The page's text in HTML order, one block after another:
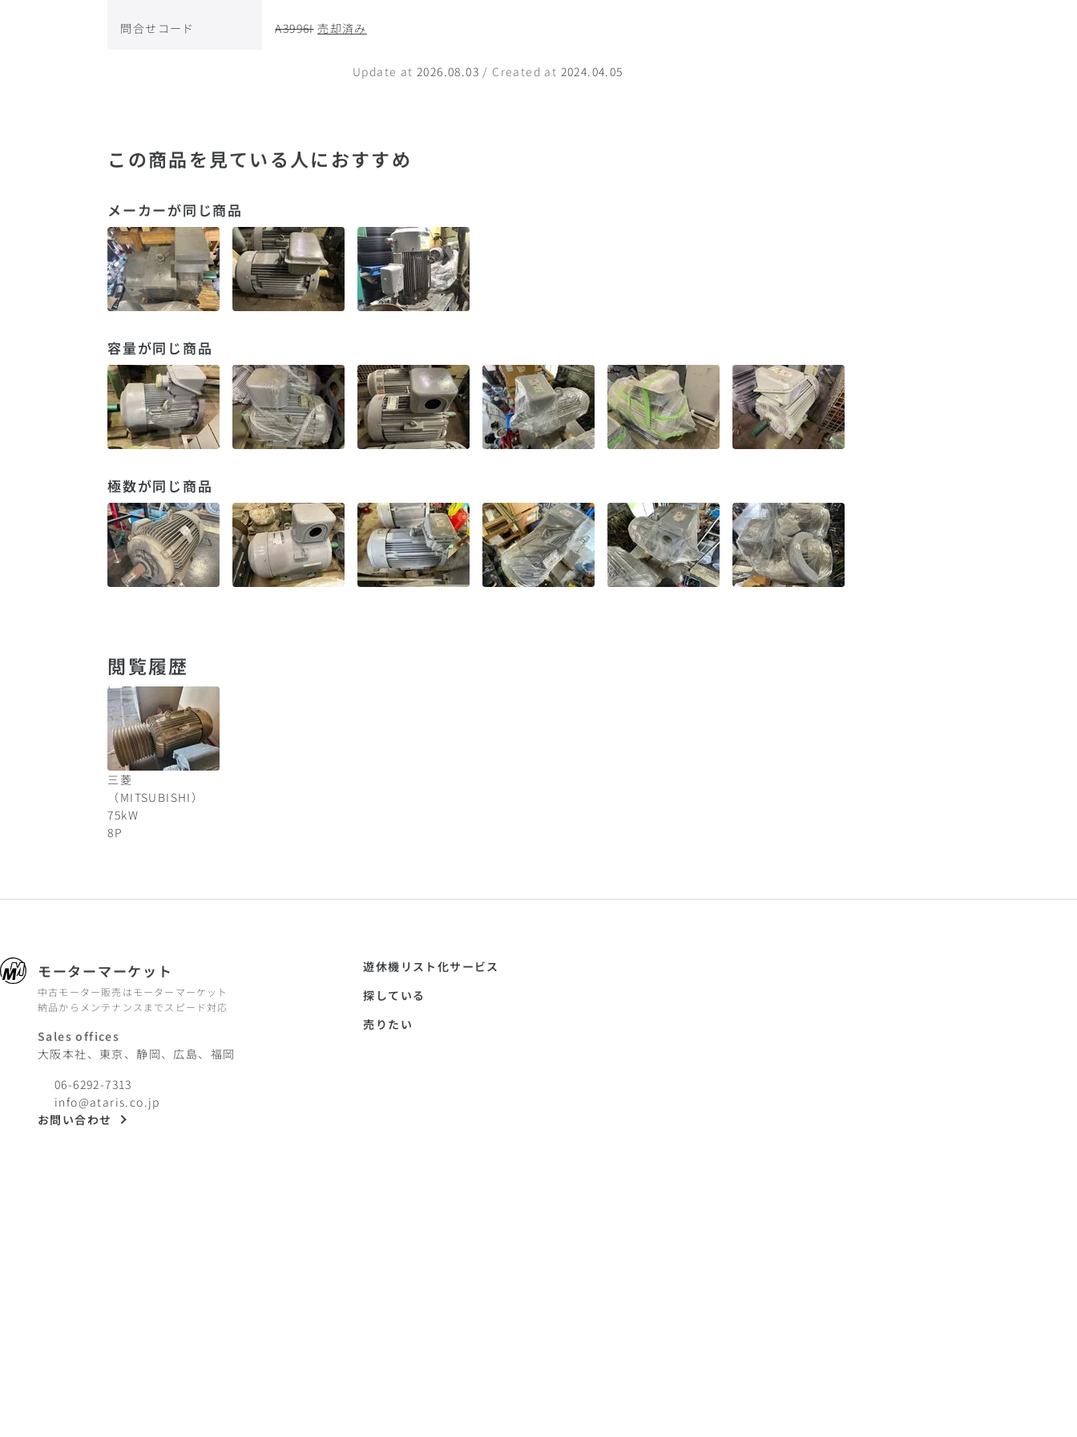
問合せコード A3996I 売却済み
Update at 2026.08.03 / Created at 2024.04.05
この商品を見ている人におすすめ
メーカーが同じ商品
容量が同じ商品
極数が同じ商品
閲覧履歴
三菱
（MITSUBISHI）
75kW
8P
モーターマーケット
中古モーター販売はモーターマーケット
納品からメンテナンスまでスピード対応
Sales offices
大阪本社、東京、静岡、広島、福岡
06-6292-7313
info@ataris.co.jp
お問い合わせ
遊休機リスト化サービス
探している
売りたい